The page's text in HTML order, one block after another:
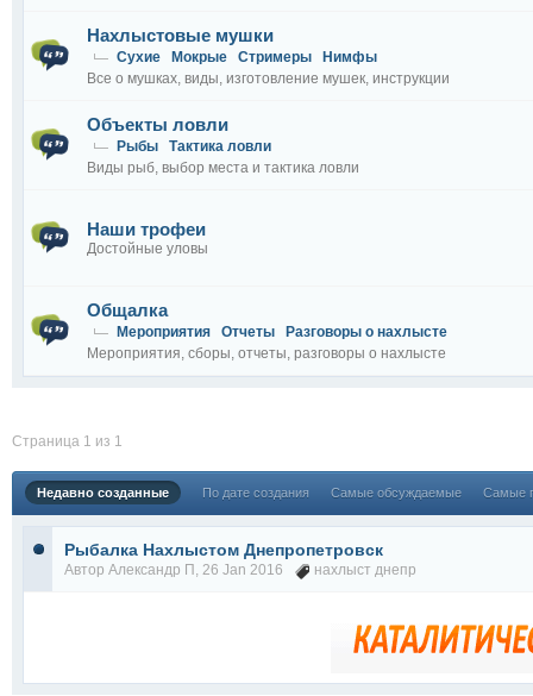
Нахлыстовые мушки
Сухие Мокрые Стримеры
Нимфы
Все о мушках, виды, изготовление мушек, инструкции
Объекты ловли
Рыбы
Тактика ловли
Виды рыб, выбор места и тактика ловли
Наши трофеи
Достойные уловы
Общалка
Мероприятия Отчеты
Разговоры о нахлысте
Мероприятия, сборы, отчеты, разговоры о нахлысте
Страница 1 из 1
Недавно созданные По дате создания Самые обсуждаемые Самые
Рыбалка Нахлыстом Днепропетровск
Автор Александр П , 26 Jan 2016 нахлыст днепр